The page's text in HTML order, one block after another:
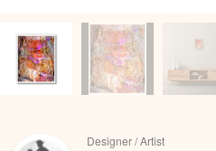
Designer / Artist